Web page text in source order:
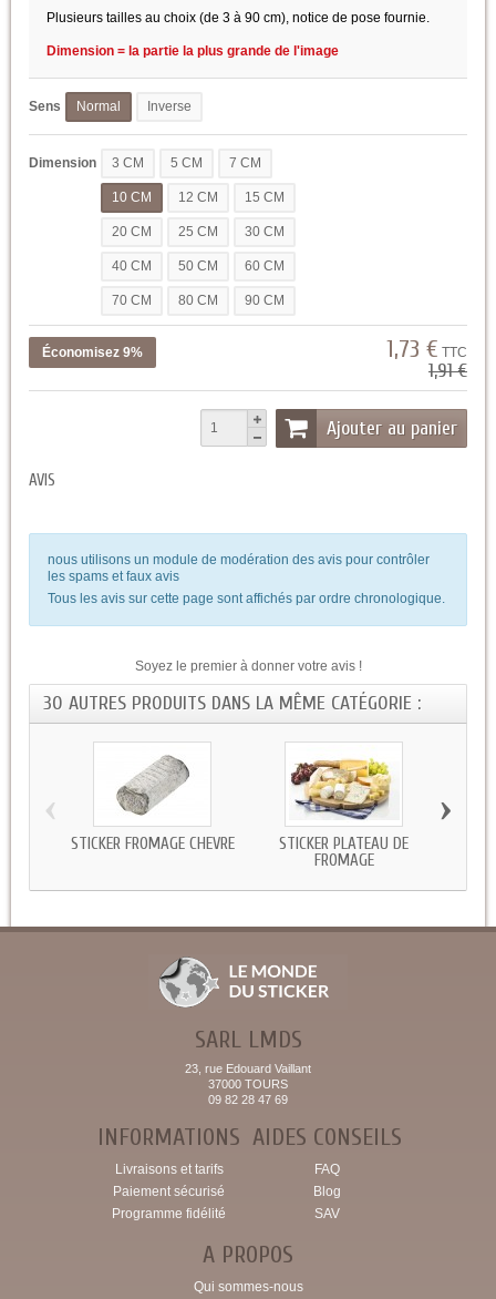
Plusieurs tailles au choix (de 3 à 90 cm), notice de pose fournie.
Dimension = la partie la plus grande de l'image
Sens Normal Inverse
Dimension 3 CM 5 CM 7 CM
10 CM 12 CM 15 CM
20 CM 25 CM 30 CM
40 CM 50 CM 60 CM
70 CM 80 CM 90 CM
Économisez 9% 1,73 € TTC
1,91 €
Ajouter au panier
AVIS
nous utilisons un module de modération des avis pour contrôler
les spams et faux avis
Tous les avis sur cette page sont affichés par ordre chronologique.
Soyez le premier à donner votre avis !
30 AUTRES PRODUITS DANS LA MÊME CATÉGORIE :
STICKER FROMAGE CHÈVRE
STICKER PLATEAU DE
FROMAGE
‹ ›
SARL LMDS
23, rue Edouard Vaillant
37000 TOURS
09 82 28 47 69
INFORMATIONS
Livraisons et tarifs
Paiement sécurisé
Programme fidélité
AIDES CONSEILS
FAQ
Blog
SAV
A PROPOS
Qui sommes-nous